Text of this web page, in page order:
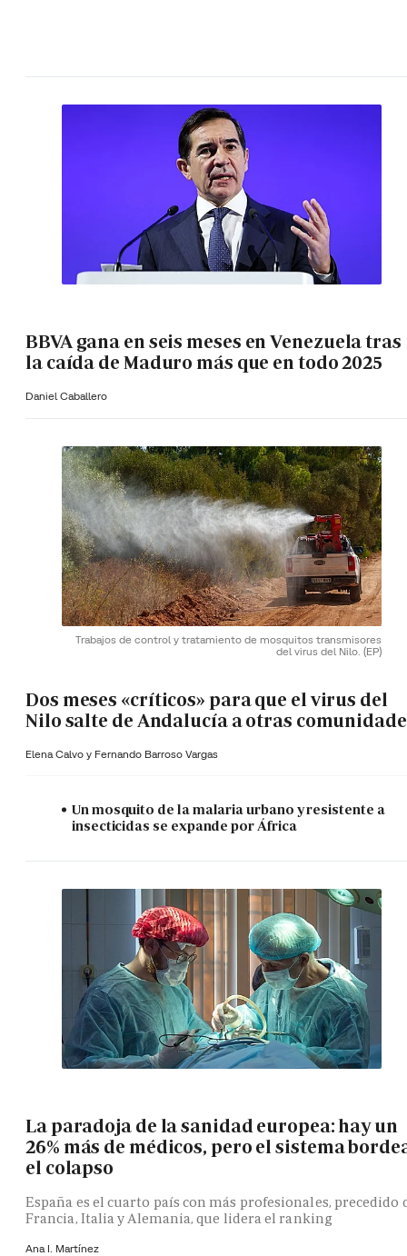
BBVA gana en seis meses en Venezuela tras
la caída de Maduro más que en todo 2025
Daniel Caballero
Trabajos de control y tratamiento de mosquitos transmisores
del virus del Nilo. (EP)
Dos meses «críticos» para que el virus del
Nilo salte de Andalucía a otras
Elena Calvo y Fernando Barroso Vargas
Un mosquito de la malaria urbano y resistente a
insecticidas se expande por África
La paradoja de la sanidad europea: hay un
26% más de médicos, pero el sistema
el colapso
España es el cuarto país con más profesionales, precedido
Francia, Italia y Alemania, que lidera el ranking
Ana I. Martínez